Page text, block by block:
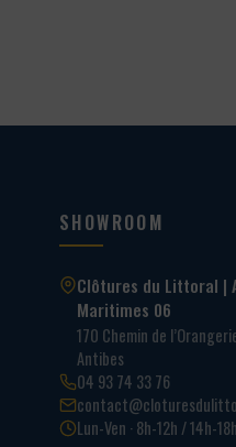
SHOWROOM
Clôtures du Littoral |
Maritimes 06
170 Chemin de
Antibes
04 93 74 33 76
Lun-Ven · 8h-12h / 14h-18h